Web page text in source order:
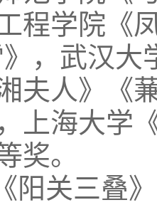
程学院《
》，武汉
夫人》《
上海大学
奖。
阳关三叠